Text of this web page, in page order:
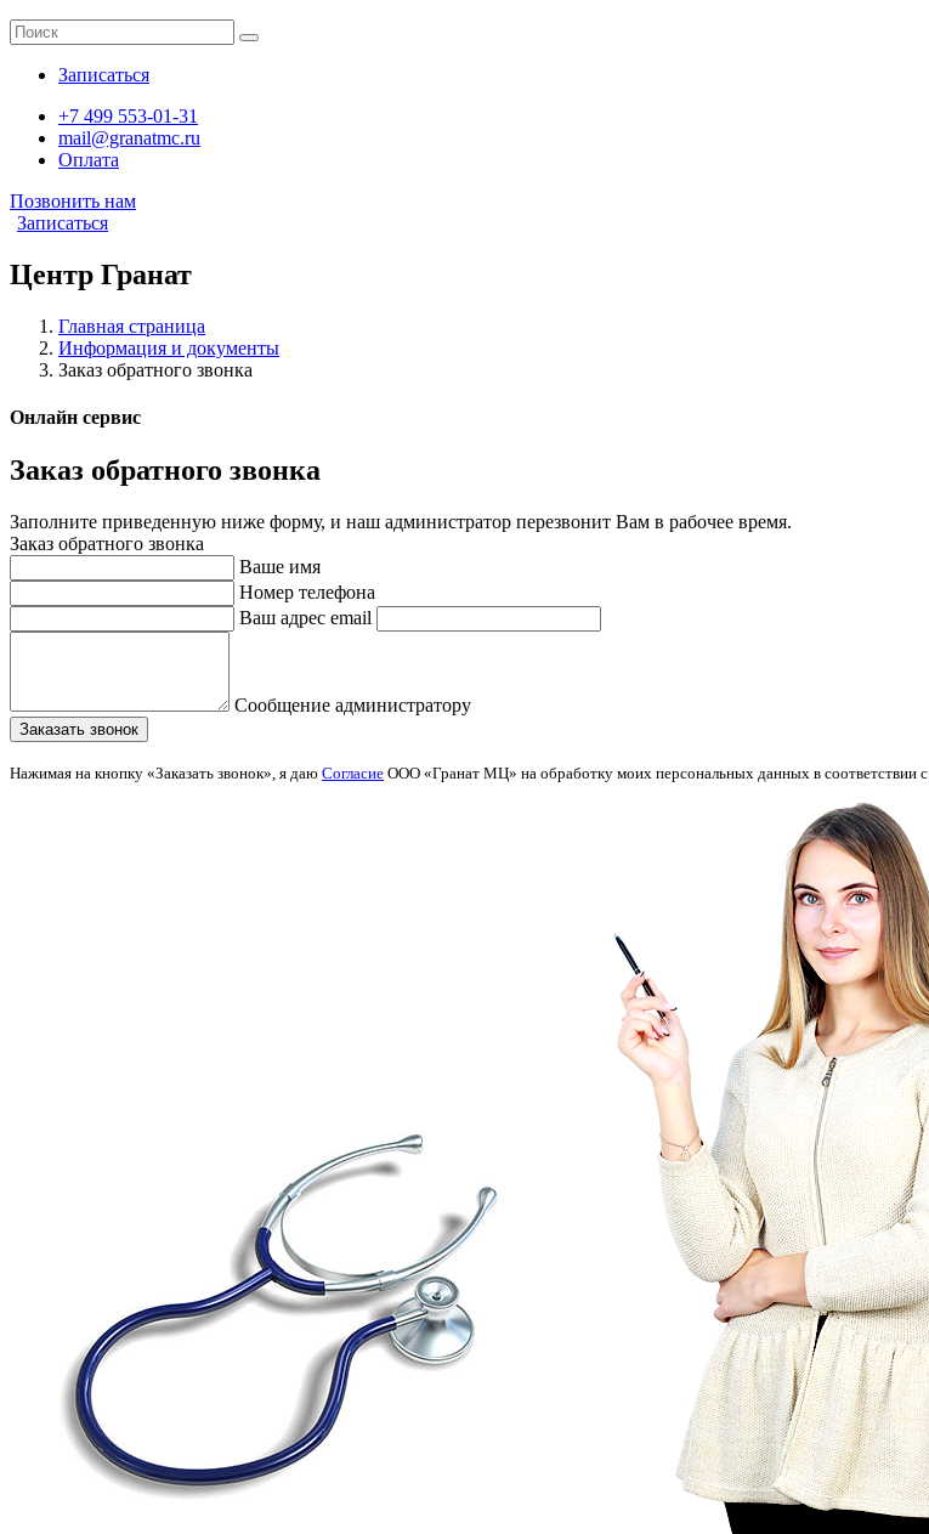
Записаться
+7 499 553-01-31
mail@granatmc.ru
Оплата
Позвонить нам
Записаться
Центр Гранат
Главная страница
Информация и документы
Заказ обратного звонка
Онлайн сервис
Заказ обратного звонка
Заполните приведенную ниже форму, и наш администратор перезвонит Вам в рабочее время.
Заказ обратного звонка
Ваше имя
Номер телефона
Ваш адрес email
Сообщение администратору
Нажимая на кнопку «Заказать звонок», я даю Согласие ООО «Гранат МЦ» на обработку моих персональных данных в соответствии с